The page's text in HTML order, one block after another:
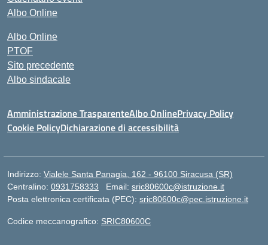
Albo Online
Albo Online
PTOF
Sito precedente
Albo sindacale
Amministrazione TrasparenteAlbo OnlinePrivacy Policy
Cookie PolicyDichiarazione di accessibilità
Indirizzo: Vialele Santa Panagia, 162 - 96100 Siracusa (SR)
Centralino: 0931758333 Email: sric80600c@istruzione.it
Posta elettronica certificata (PEC): sric80600c@pec.istruzione.it
Codice meccanografico: SRIC80600C